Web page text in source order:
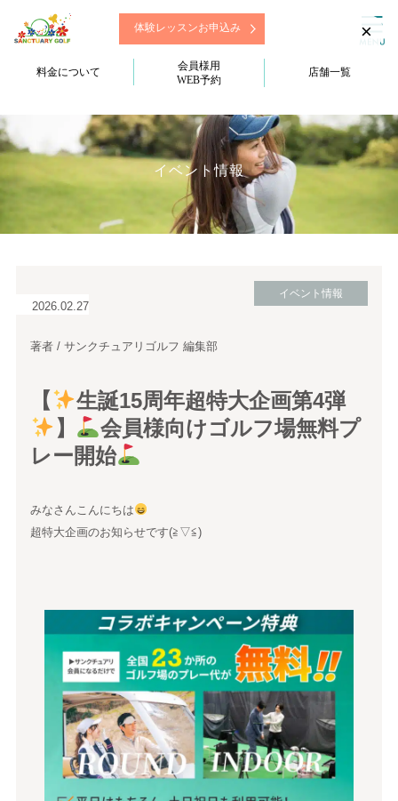
体験レッスンお申込み
料金について
会員様用
WEB予約
店舗一覧
イベント情報
2026.02.27
イベント情報
著者 / サンクチュアリゴルフ 編集部
【
生誕15周年超特大企画第4弾
】
会員様向けゴルフ場無料プ
レー開始
みなさんこんにちは
超特大企画のお知らせです(≧▽≦)
×